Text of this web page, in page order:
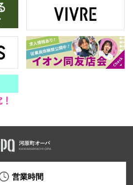
営業時間